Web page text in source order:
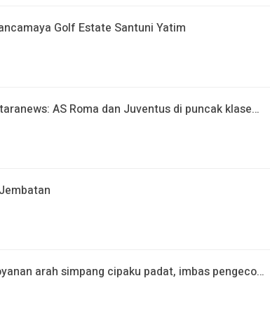
Golf Estate Santuni Yatim
AS Roma dan Juventus di puncak klase…
arah simpang cipaku padat, imbas pengeco…